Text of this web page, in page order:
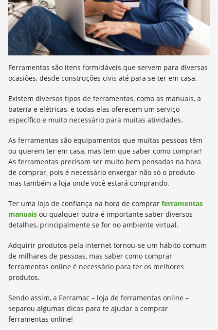
Ferramentas são itens formidáveis que servem para diversas
ocasiões, desde construções civis até para se ter em casa.
Existem diversos tipos de ferramentas, como as manuais, a
bateria e elétricas, e todas elas oferecem um serviço
específico e muito necessário para muitas atividades.
As ferramentas são equipamentos que muitas pessoas têm
ou querem ter em casa, mas tem que saber como comprar!
As ferramentas precisam ser muito bem pensadas na hora
de comprar, pois é necessário enxergar não só o produto
mas também a loja onde você estará comprando.
Ter uma loja de confiança na hora de comprarferramentas
manuais ou qualquer outra é importante saber diversos
detalhes, principalmente se for no ambiente virtual.
Adquirir produtos pela internet tornou-se um hábito comum
de milhares de pessoas, mas saber como comprar
ferramentas online é necessário para ter os melhores
produtos.
Sendo assim, a Ferramac – loja de ferramentas online –
separou algumas dicas para te ajudar a comprar
ferramentas online!